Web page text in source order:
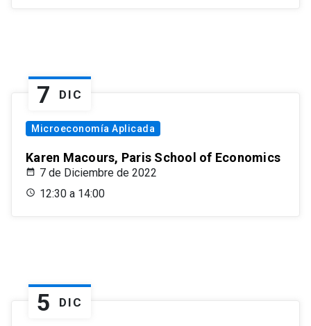
7 DIC
Microeconomía Aplicada
Karen Macours, Paris School of Economics
7 de Diciembre de 2022
12:30 a 14:00
5 DIC